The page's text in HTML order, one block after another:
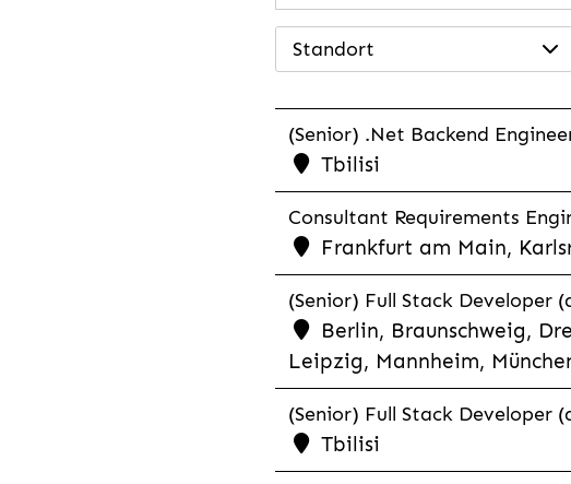
Standort
(Senior) .Net Backend
Tbilisi
Consultant Requirements
Frankfurt am Main,
(Senior) Full Stack Developer
Berlin, Braunschweig,
Leipzig, Mannheim,
(Senior) Full Stack Developer
Tbilisi